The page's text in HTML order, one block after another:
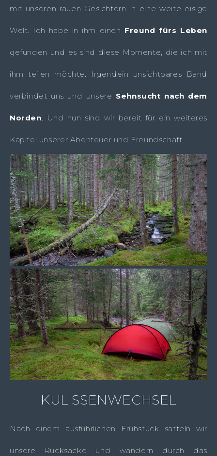
mit unseren rauen Gesichtern in eine weite eisige
Welt. Ich habe in ihm einen Freund fürs Leben
gefunden und es sind diese Momente, die ich mit
ihm teilen möchte. Irgendein unsichtbares Band
verbindet uns und unsere Sehnsucht nach dem
Norden . Und nun sind wir bereit für ein weiteres
Kapitel unserer Abenteuer und Freundschaft.
KULISSENWECHSEL
Nach einem ausführlichen Frühstück satteln wir
unsere Rucksäcke und wandern durch das